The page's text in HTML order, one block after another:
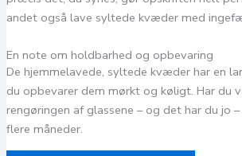
andet også lave syltede kvæder med
En note om holdbarhed og opbevaring
De hjemmelavede, syltede kvæder har en
du opbevarer dem mørkt og køligt. Har du
rengøringen af glassene – og det har du jo
flere måneder.